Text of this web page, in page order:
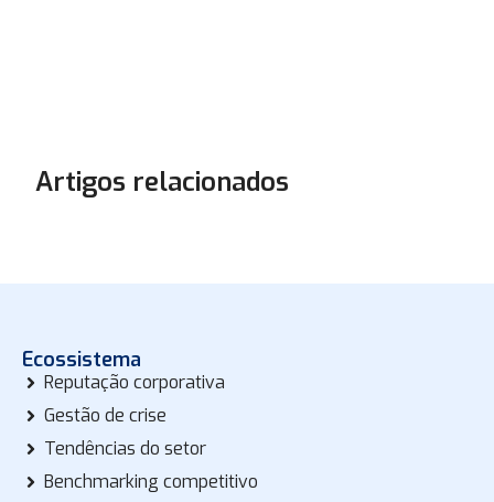
Artigos relacionados
Ecossistema
Reputação corporativa
Gestão de crise
Tendências do setor
Benchmarking competitivo